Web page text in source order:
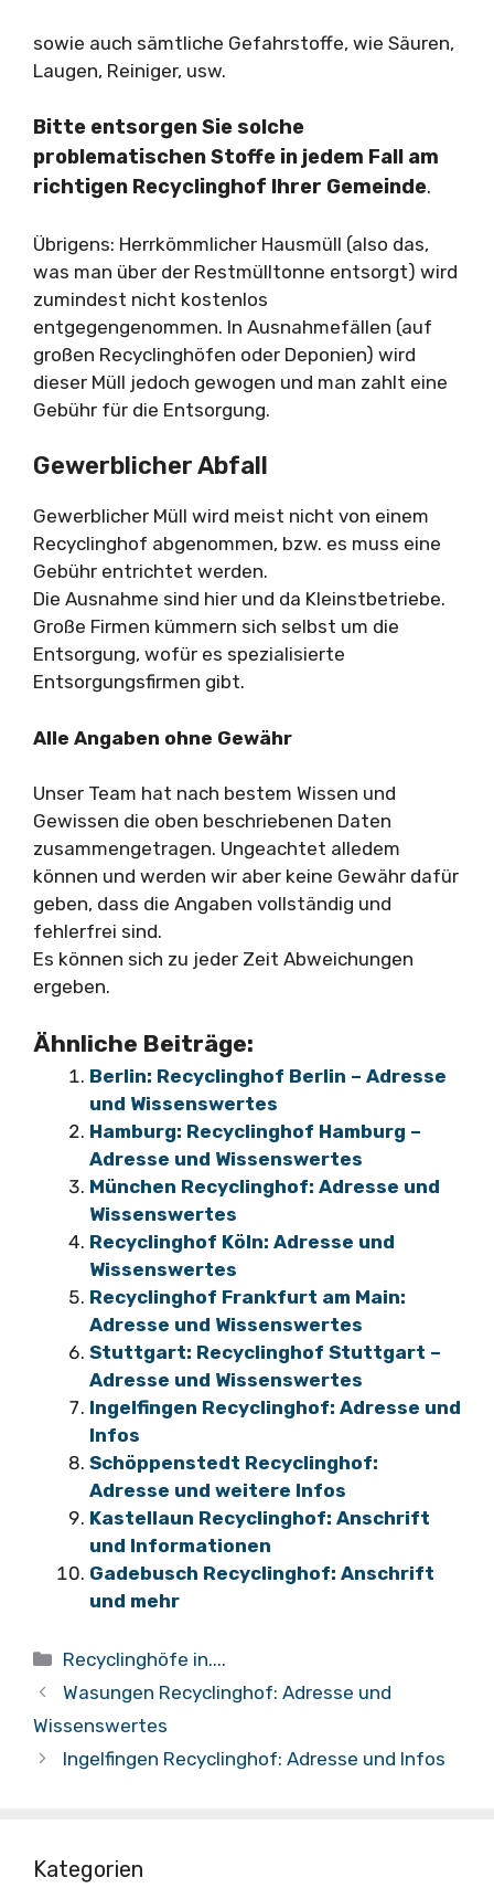
sowie auch sämtliche Gefahrstoffe, wie Säuren,
Laugen, Reiniger, usw.
Bitte entsorgen Sie solche
problematischen Stoffe in jedem Fall am
richtigen Recyclinghof Ihrer Gemeinde.
Übrigens: Herrkömmlicher Hausmüll (also das,
was man über der Restmülltonne entsorgt) wird
zumindest nicht kostenlos
entgegengenommen. In Ausnahmefällen (auf
großen Recyclinghöfen oder Deponien) wird
dieser Müll jedoch gewogen und man zahlt eine
Gebühr für die Entsorgung.
Gewerblicher Abfall
Gewerblicher Müll wird meist nicht von einem
Recyclinghof abgenommen, bzw. es muss eine
Gebühr entrichtet werden.
Die Ausnahme sind hier und da Kleinstbetriebe.
Große Firmen kümmern sich selbst um die
Entsorgung, wofür es spezialisierte
Entsorgungsfirmen gibt.
Alle Angaben ohne Gewähr
Unser Team hat nach bestem Wissen und
Gewissen die oben beschriebenen Daten
zusammengetragen. Ungeachtet alledem
können und werden wir aber keine Gewähr dafür
geben, dass die Angaben vollständig und
fehlerfrei sind.
Es können sich zu jeder Zeit Abweichungen
ergeben.
Ähnliche Beiträge:
Berlin: Recyclinghof Berlin – Adresse
und Wissenswertes
Hamburg: Recyclinghof Hamburg –
Adresse und Wissenswertes
München Recyclinghof: Adresse und
Wissenswertes
Recyclinghof Köln: Adresse und
Wissenswertes
Recyclinghof Frankfurt am Main:
Adresse und Wissenswertes
Stuttgart: Recyclinghof Stuttgart –
Adresse und Wissenswertes
Ingelfingen Recyclinghof: Adresse und
Infos
Schöppenstedt Recyclinghof:
Adresse und weitere Infos
Kastellaun Recyclinghof: Anschrift
und Informationen
Gadebusch Recyclinghof: Anschrift
und mehr
Kategorien
Recyclinghöfe in....
Wasungen Recyclinghof: Adresse und
Wissenswertes
Ingelfingen Recyclinghof: Adresse und Infos
Kategorien